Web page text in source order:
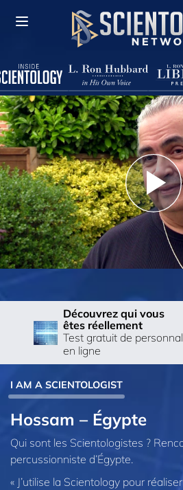
Découvrez qui vous
êtes réellement
Test gratuit de
en ligne
I AM A SCIENTOLOGIST
Hossam – Égypte
Qui sont les Scientologistes ?
percussionniste d’Égypte.
« J’utilise la Scientology pour